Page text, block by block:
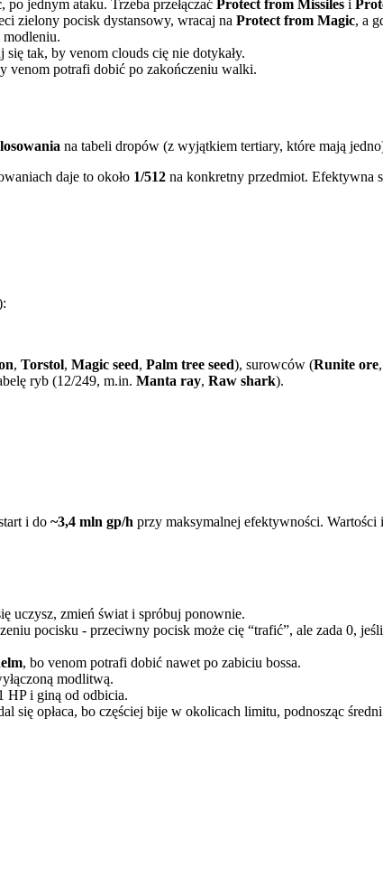
, po jednym ataku. Trzeba przełączać Protect from Missiles i
zielony pocisk dystansowy, wracaj na Protect from Magic, a
modleniu.
się tak, by venom clouds cię nie dotykały.
venom potrafi dobić po zakończeniu walki.
na tabeli dropów (z wyjątkiem tertiary, które mają
daje to około 1/512 na konkretny przedmiot. Efektywna
, Torstol, Magic seed, Palm tree seed), surowców (Runite ore,
ryb (12/249, m.in. Manta ray, Raw shark).
i do ~3,4 mln gp/h przy maksymalnej efektywności. Wartości
uczysz, zmień świat i spróbuj ponownie.
pocisku - przeciwny pocisk może cię “trafić”, ale zada 0,
, bo venom potrafi dobić nawet po zabiciu bossa.
modlitwą.
HP i giną od odbicia.
się opłaca, bo częściej bije w okolicach limitu, podnosząc